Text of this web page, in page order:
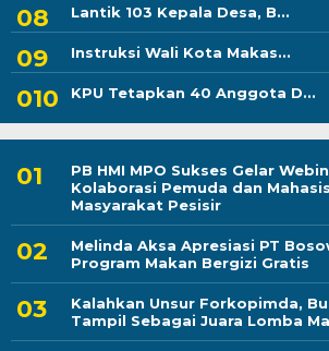
Lantik 103 Kepala Desa, B...
Instruksi Wali Kota Makas...
KPU Tetapkan 40 Anggota D...
PB HMI MPO Sukses Gelar
Kolaborasi Pemuda dan
Masyarakat Pesisir
Melinda Aksa Apresiasi PT
Program Makan Bergizi Gratis
Kalahkan Unsur Forkopimda,
Tampil Sebagai Juara Lomba